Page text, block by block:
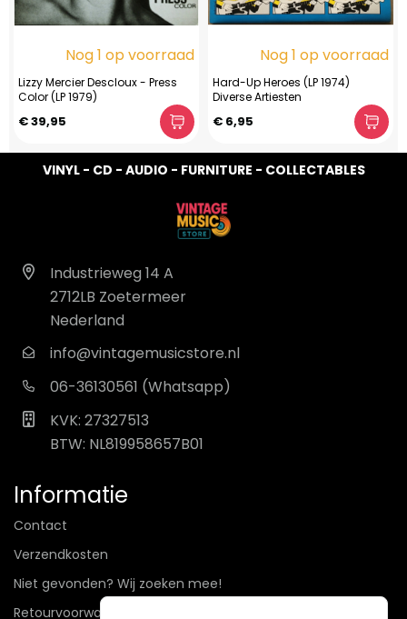
Nog 1 op voorraad
Lizzy Mercier Descloux - Press
Color (LP 1979)
€ 39,95
Nog 1 op voorraad
Hard-Up Heroes (LP 1974)
Diverse Artiesten
€ 6,95
VINYL - CD - AUDIO - FURNITURE - COLLECTABLES
Industrieweg 14 A
2712LB Zoetermeer
Nederland
info@vintagemusicstore.nl
06-36130561 (Whatsapp)
KVK: 27327513
BTW: NL819958657B01
Informatie
Contact
Verzendkosten
Niet gevonden? Wij zoeken mee!
Retourvoorwaarden